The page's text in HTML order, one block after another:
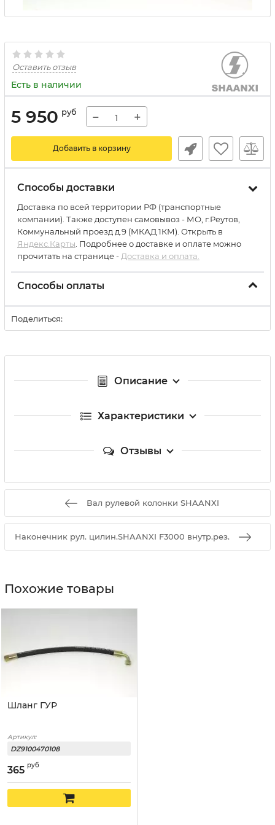
Оставить отзыв
Есть в наличии
5 950 руб − +
Добавить в корзину
Способы доставки
Доставка по всей территории РФ (транспортные
компании). Также доступен самовывоз - МО, г.Реутов,
Коммунальный проезд д.9 (МКАД 1КМ). Открыть в
Яндекс.Карты . Подробнее о доставке и оплате можно
прочитать на странице - Доставка и оплата.
Способы оплаты
Поделиться:
Описание
Характеристики
Отзывы
Вал рулевой колонки SHAANXI
Наконечник рул. цилин.SHAANXI F3000 внутр.рез.
Похожие товары
Шланг ГУР
Артикул:
DZ9100470108
365 руб